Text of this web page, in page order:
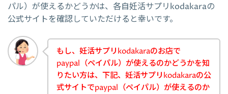
パル）が使えるかどうかは、各自妊活サプリkodakaraの
公式サイトを確認していただけると幸いです。
もし、妊活サプリkodakaraのお店で
paypal（ペイパル）が使えるのかどうかを知
りたい方は、下記、妊活サプリkodakaraの公
式サイトでpaypal（ペイパル）が使えるのか